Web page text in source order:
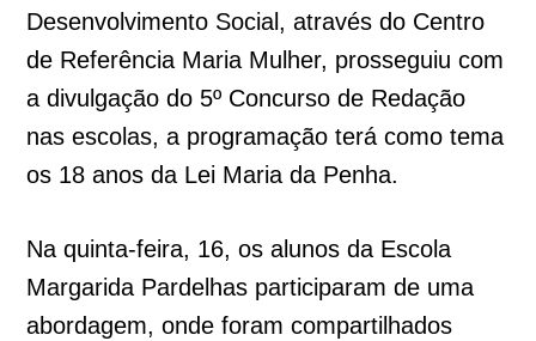
Desenvolvimento Social, através do Centro
de Referência Maria Mulher, prosseguiu com
a divulgação do 5º Concurso de Redação
nas escolas, a programação terá como tema
os 18 anos da Lei Maria da Penha.
Na quinta-feira, 16, os alunos da Escola
Margarida Pardelhas participaram de uma
abordagem, onde foram compartilhados